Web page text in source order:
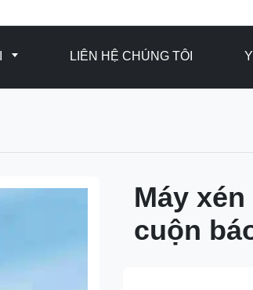
LIÊN HỆ CHÚNG TÔI
Máy
cuộn